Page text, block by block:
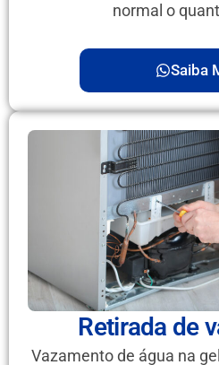
normal o
Saiba
Retirada de
Vazamento de água na